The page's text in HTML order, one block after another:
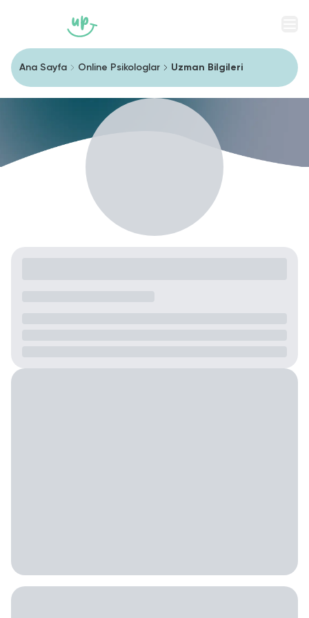
Ana Sayfa Online Psikologlar Uzman Bilgileri